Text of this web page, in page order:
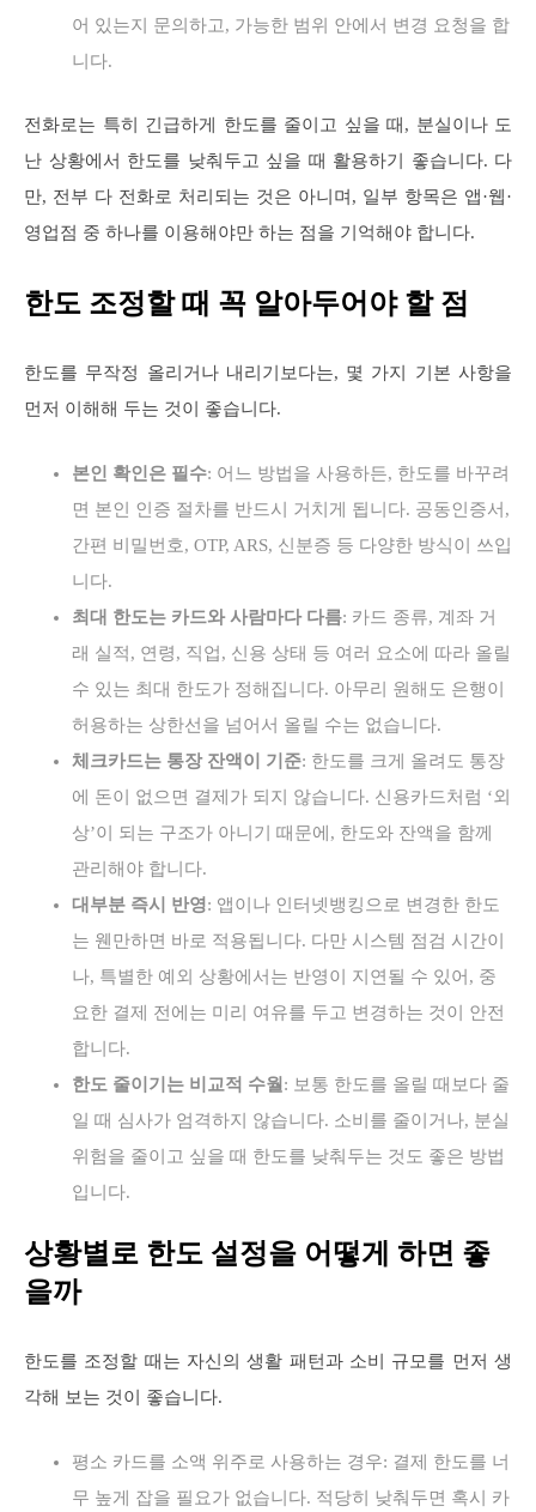
어 있는지 문의하고, 가능한 범위 안에서 변경 요청을 합
니다.
전화로는 특히 긴급하게 한도를 줄이고 싶을 때, 분실이나 도
난 상황에서 한도를 낮춰두고 싶을 때 활용하기 좋습니다. 다
만, 전부 다 전화로 처리되는 것은 아니며, 일부 항목은 앱·웹·
영업점 중 하나를 이용해야만 하는 점을 기억해야 합니다.
한도 조정할 때 꼭 알아두어야 할 점
한도를 무작정 올리거나 내리기보다는, 몇 가지 기본 사항을
먼저 이해해 두는 것이 좋습니다.
본인 확인은 필수: 어느 방법을 사용하든, 한도를 바꾸려
면 본인 인증 절차를 반드시 거치게 됩니다. 공동인증서,
간편 비밀번호, OTP, ARS, 신분증 등 다양한 방식이 쓰입
니다.
최대 한도는 카드와 사람마다 다름: 카드 종류, 계좌 거
래 실적, 연령, 직업, 신용 상태 등 여러 요소에 따라 올릴
수 있는 최대 한도가 정해집니다. 아무리 원해도 은행이
허용하는 상한선을 넘어서 올릴 수는 없습니다.
체크카드는 통장 잔액이 기준: 한도를 크게 올려도 통장
에 돈이 없으면 결제가 되지 않습니다. 신용카드처럼 ‘외
상’이 되는 구조가 아니기 때문에, 한도와 잔액을 함께
관리해야 합니다.
대부분 즉시 반영: 앱이나 인터넷뱅킹으로 변경한 한도
는 웬만하면 바로 적용됩니다. 다만 시스템 점검 시간이
나, 특별한 예외 상황에서는 반영이 지연될 수 있어, 중
요한 결제 전에는 미리 여유를 두고 변경하는 것이 안전
합니다.
한도 줄이기는 비교적 수월 : 보통 한도를 올릴 때보다 줄
일 때 심사가 엄격하지 않습니다. 소비를 줄이거나, 분실
위험을 줄이고 싶을 때 한도를 낮춰두는 것도 좋은 방법
입니다.
상황별로 한도 설정을 어떻게 하면 좋
을까
한도를 조정할 때는 자신의 생활 패턴과 소비 규모를 먼저 생
각해 보는 것이 좋습니다.
평소 카드를 소액 위주로 사용하는 경우: 결제 한도를 너
무 높게 잡을 필요가 없습니다. 적당히 낮춰두면 혹시 카